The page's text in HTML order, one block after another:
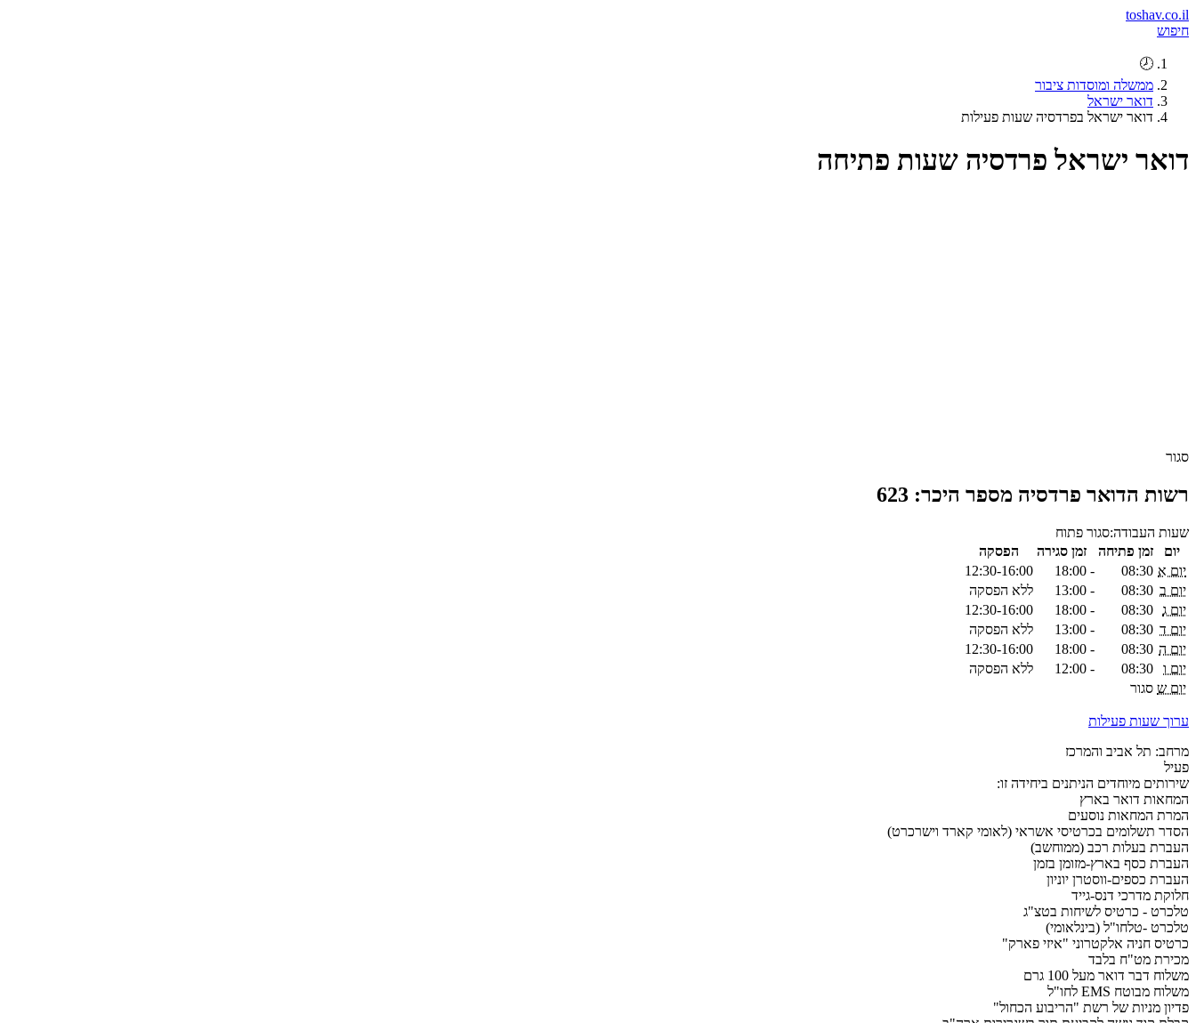
toshav.co.il
חיפוש
🕗
ממשלה ומוסדות ציבור
דואר ישראל
דואר ישראל בפרדסיה שעות פעילות
דואר ישראל פרדסיה שעות פתיחה
סגור
רשות הדואר פרדסיה מספר היכר: 623
שעות העבודה:סגור פתוח
יום
זמן פתיחה זמן סגירה
הפסקה
יום א 08:30
-
18:00
12:30-16:00
יום ב 08:30
-
13:00
ללא הפסקה
יום ג 08:30
-
18:00
12:30-16:00
יום ד 08:30
-
13:00
ללא הפסקה
יום ה 08:30
-
18:00
12:30-16:00
יום ו
08:30
-
12:00
ללא הפסקה
יום ש סגור
ערוך שעות פעילות
מרחב: תל אביב והמרכז
פעיל
שירותים מיוחדים הניתנים ביחידה זו:
המחאות דואר בארץ
המרת המחאות נוסעים
הסדר תשלומים בכרטיסי אשראי (לאומי קארד וישרכרט)
העברת בעלות רכב (ממוחשב)
העברת כסף בארץ-מזומן בזמן
העברת כספים-ווסטרן יוניון
חלוקת מדרכי דנס-גייד
טלכרט - כרטיס לשיחות בטצ"ג
טלכרט -טלחו"ל (בינלאומי)
כרטיס חניה אלקטרוני "איזי פארק"
מכירת מט"ח בלבד
משלוח דבר דואר מעל 100 גרם
משלוח מבוטח EMS לחו"ל
פדיון מניות של רשת "הריבוע הכחול"